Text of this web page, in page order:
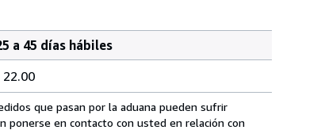
a 45 días hábiles
22.00
que pasan por la aduana pueden sufrir
ponerse en contacto con usted en relación con